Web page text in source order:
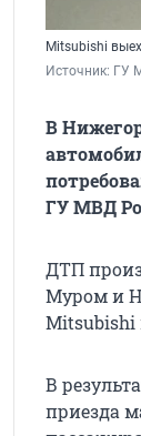
Mitsubishi
Источник: ГУ
В
ГУ МВД
ДТП
Муром и
Mitsubishi
В
приезда